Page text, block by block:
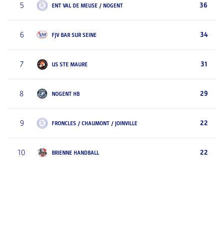
5 ENT VAL DE MEUSE / NOGENT 36
6 FJV BAR SUR SEINE 34
7 US STE MAURE 31
8 NOGENT HB 29
9 FRONCLES / CHAUMONT / JOINVILLE 22
10 BRIENNE HANDBALL 22